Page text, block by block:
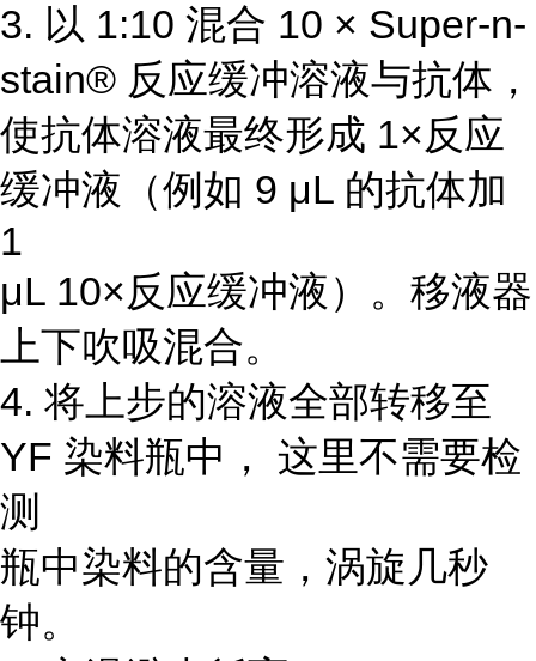
3. 以 1:10 混合 10 × Super-n-
stain® 反应缓冲溶液与抗体，
使抗体溶液最终形成 1×反应
缓冲液（例如 9 μL 的抗体加
1
μL 10×反应缓冲液）。移液器
上下吹吸混合。
4. 将上步的溶液全部转移至
YF 染料瓶中， 这里不需要检
测
瓶中染料的含量，涡旋几秒
钟。